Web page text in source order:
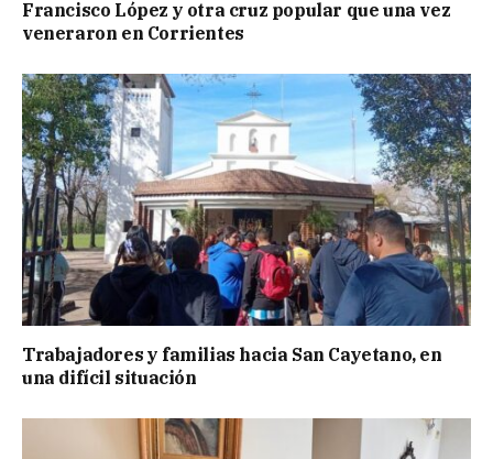
Francisco López y otra cruz popular que una vez
veneraron en Corrientes
Trabajadores y familias hacia San Cayetano, en
una difícil situación